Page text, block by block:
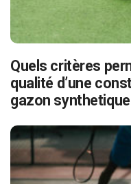
Quels critères
qualité d’une
gazon